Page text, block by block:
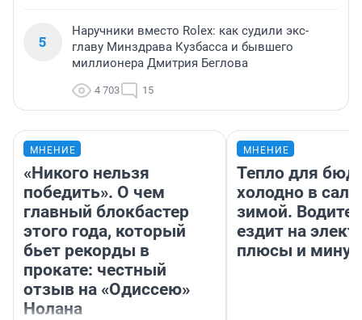
5
Наручники вместо Rolex: как судили экс-
главу Минздрава Кузбасса и бывшего
миллионера Дмитрия Беглова
4 703 15
МНЕНИЕ
«Никого нельзя
победить». О чем
главный блокбастер
этого года, который
бьет рекорды в
прокате: честный
отзыв на «Одиссею»
Нолана
МНЕНИЕ
Тепло для
холодно в
зимой.
ездит на
плюсы и